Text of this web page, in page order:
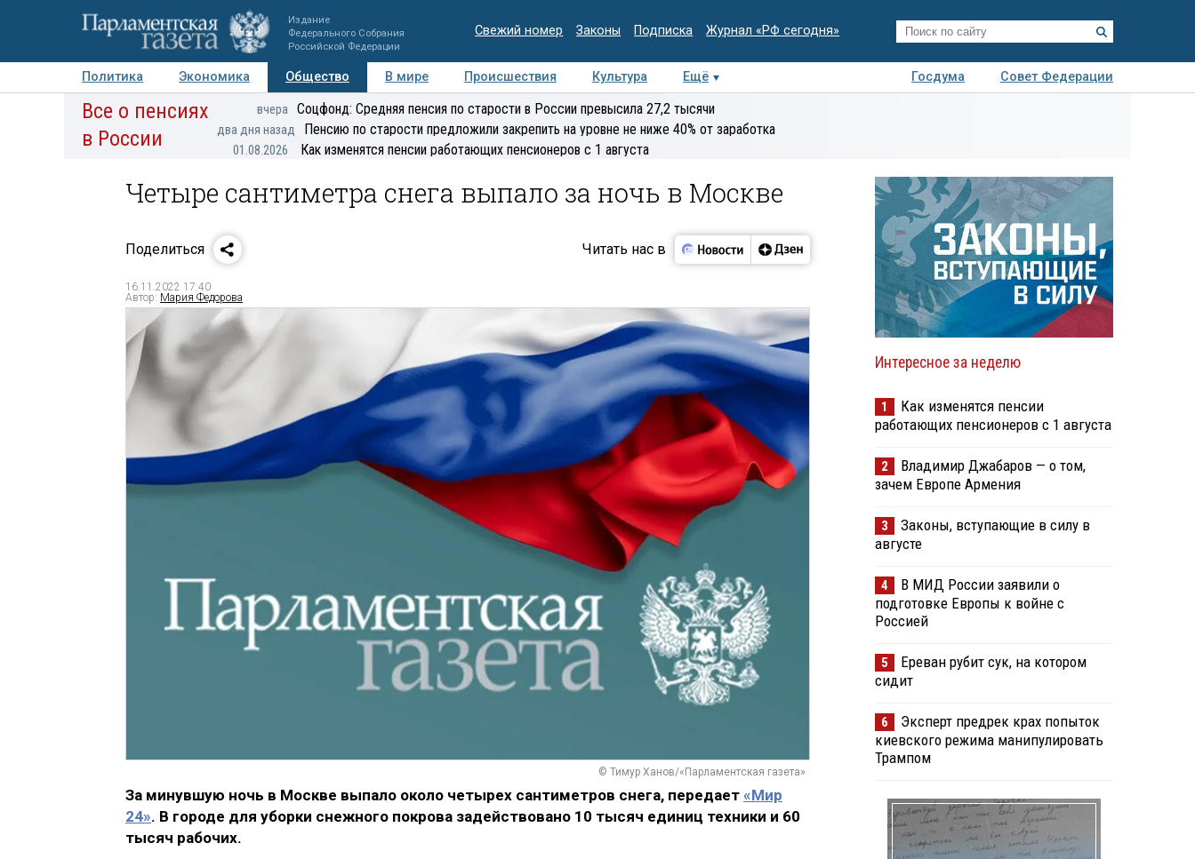
Издание
Федерального Собрания
Российской Федерации
Свежий номер Законы Подписка Журнал «РФ сегодня»
Политика Экономика Общество В мире Происшествия Культура Ещё Госдума
Совет Федерации
Авторы Персоны Мнения Регионы Медиацентр Интервью Колумнисты
экспертиза
Все о пенсиях
в России
вчера Соцфонд: Средняя пенсия по старости в России превысила 27,2 тысячи
два дня назад Пенсию по старости предложили закрепить на уровне не ниже 40% от заработка
01.08.2026 Как изменятся пенсии работающих пенсионеров с 1 августа
Четыре сантиметра снега выпало за ночь в Москве
Поделиться Читать нас в
16.11.2022 17:40
Автор: Мария Федорова
© Тимур Ханов/«Парламентская газета»
За минувшую ночь в Москве выпало около четырех сантиметров снега, передает «Мир
24». В городе для уборки снежного покрова задействовано 10 тысяч единиц техники и 60
тысяч рабочих.
Интересное за неделю
1
Как изменятся пенсии
работающих пенсионеров с 1 августа
2
Владимир Джабаров — о том,
зачем Европе Армения
3
Законы, вступающие в силу в
августе
4
В МИД России заявили о
подготовке Европы к войне с
Россией
5
Ереван рубит сук, на котором
сидит
6
Эксперт предрек крах попыток
киевского режима манипулировать
Трампом